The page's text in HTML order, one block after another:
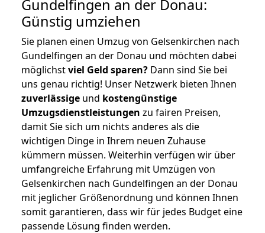
Gundelfingen an der Donau:
Günstig umziehen
Sie planen einen Umzug von Gelsenkirchen nach
Gundelfingen an der Donau und möchten dabei
möglichstviel Geld sparen? Dann sind Sie bei
uns genau richtig! Unser Netzwerk bieten Ihnen
zuverlässige und kostengünstige
Umzugsdienstleistungen zu fairen Preisen,
damit Sie sich um nichts anderes als die
wichtigen Dinge in Ihrem neuen Zuhause
kümmern müssen. Weiterhin verfügen wir über
umfangreiche Erfahrung mit Umzügen von
Gelsenkirchen nach Gundelfingen an der Donau
mit jeglicher Größenordnung und können Ihnen
somit garantieren, dass wir für jedes Budget eine
passende Lösung finden werden.